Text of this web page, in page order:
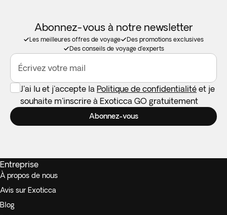
Abonnez-vous à notre newsletter
Les meilleures offres de voyage
Des promotions exclusives
Des conseils de voyage d'experts
Écrivez votre mail
J'ai lu et j'accepte la Politique de confidentialité et je
souhaite m'inscrire à Exoticca GO gratuitement
Abonnez-vous
Entreprise
À propos de nous
Avis sur Exoticca
Blog